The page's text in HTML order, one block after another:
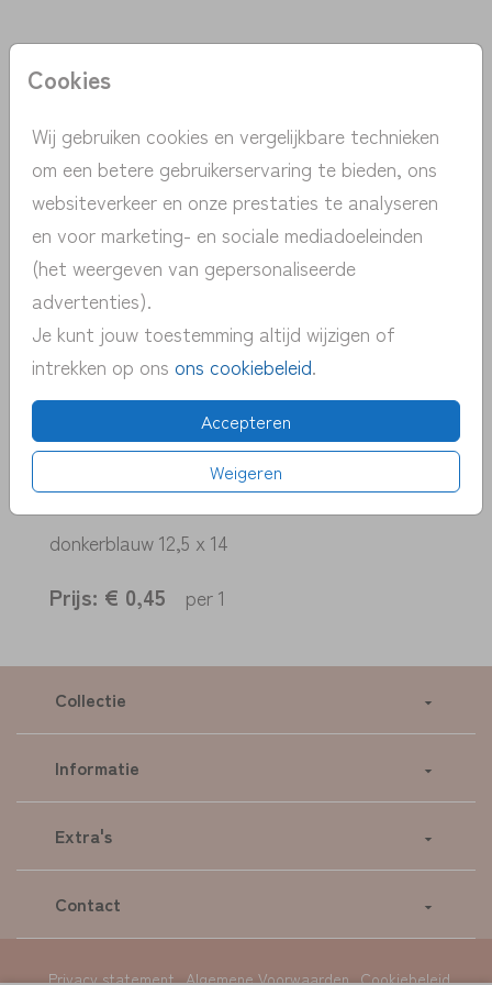
Cookies
Wij gebruiken cookies en vergelijkbare technieken
om een betere gebruikerservaring te bieden, ons
websiteverkeer en onze prestaties te analyseren
en voor marketing- en sociale mediadoeleinden
(het weergeven van gepersonaliseerde
advertenties).
Je kunt jouw toestemming altijd wijzigen of
intrekken op ons ons cookiebeleid.
Accepteren
Weigeren
Donkerblauw 12,5 X 14
> unieke ontwerpen met de hand
getekend
> persoonlijk contact | gratis advies
> snelle verzending NL | BE
> proefdruk v.a. 1 euro
> pas eenvoudig zelf het kaartje aan
donkerblauw 12,5 x 14
Prijs: € 0,45 per 1
Collectie
Informatie
Extra's
Contact
Privacy statement Algemene Voorwaarden Cookiebeleid